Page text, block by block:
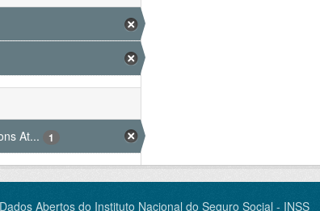
At...
1
Abertos do Instituto Nacional do Seguro Social - INSS